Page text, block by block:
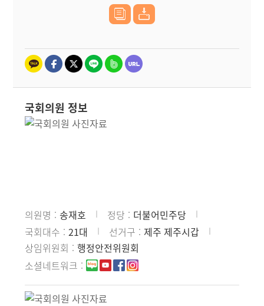
국회의원 정보
의원명 송재호 정당
더불어민주당
국회대수
21대 선거구
제주 제주시갑
상임위원회
행정안전위원회
소셜네트워크